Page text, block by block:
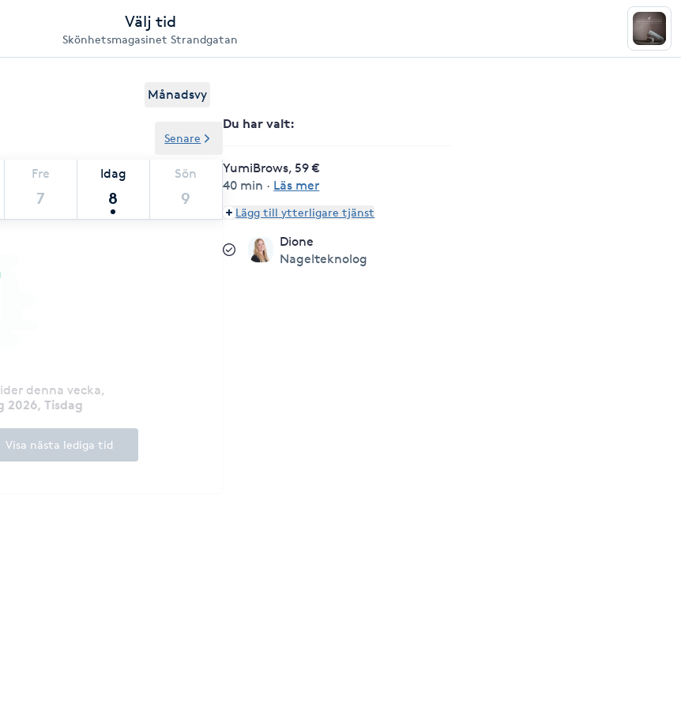
Välj tid
Skönhetsmagasinet Strandgatan
Månadsvy
Fre
7
Idag
8
Sön
9
Senare
denna vecka,
2026, Tisdag
Visa nästa lediga tid
Du har valt:
YumiBrows, 59 €
40 min · Läs mer
Lägg till ytterligare tjänst
Dione
Nagelteknolog